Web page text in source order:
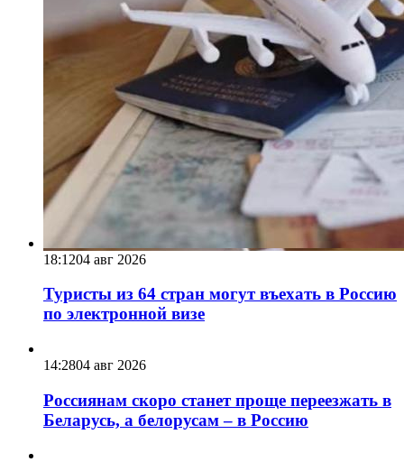
18:1204 авг 2026
Туристы из 64 стран могут въехать в Россию
по электронной визе
14:2804 авг 2026
Россиянам скоро станет проще переезжать в
Беларусь, а белорусам – в Россию